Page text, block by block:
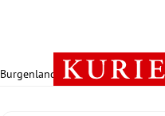
Burgenland Österreich Politik